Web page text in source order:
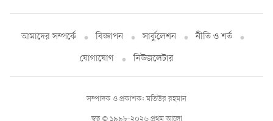
আমাদের সম্পর্কে বিজ্ঞাপন সার্কুলেশন
নীতি ও শর্ত
যোগাযোগ
নিউজলেটার
স্বত্ব © ১৯৯৮-২০২৬ প্রথম আলো
সম্পাদক ও প্রকাশক: মতিউর রহমান